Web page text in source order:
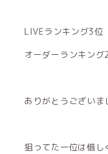
LIVEランキング3位
オーダーランキング
ありがとうございま
狙ってた一位は惜